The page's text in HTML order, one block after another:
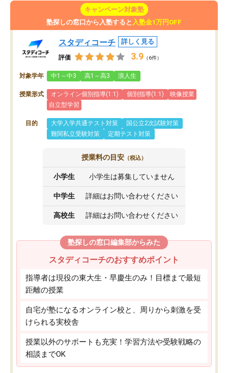
キャンペーン対象塾
塾探しの窓口から入塾すると 入塾金1万円OFF
スタディコーチ 詳しく見る
評価 3.9 （6件）
対象学年 中1～中3 高1～高3 浪人生
授業形式 オンライン個別指導(1:1) 個別指導(1:1)
映像授業
自立型学習
目的 大学入学共通テスト対策
国公立2次試験対策
難関私立受験対策
定期テスト対策
授業料の目安 （税込）
小学生 小学生は募集していません
中学生 詳細はお問い合わせください
高校生 詳細はお問い合わせください
塾探しの窓口編集部からみた
スタディコーチのおすすめポイント
指導者は現役の東大生・早慶生のみ！目標まで最短
距離の授業
自宅が塾になるオンライン校と、周りから刺激を受
けられる実校舎
授業以外のサポートも充実！学習方法や受験戦略の
相談までOK